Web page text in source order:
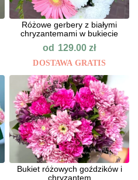
Różowe gerbery z białymi
chryzantemami w bukiecie
od 129.00zł
DOSTAWA GRATIS
Bukiet różowych goździków i
chryzantem